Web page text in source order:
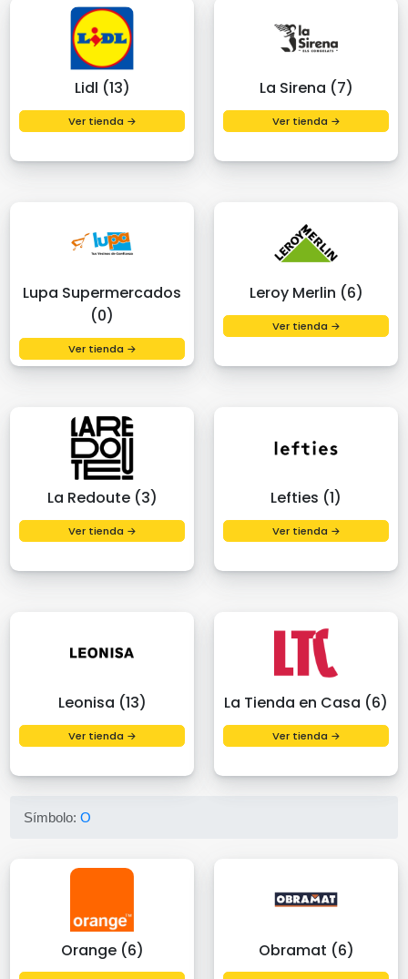
Lidl (13)
Ver tienda →
La Sirena (7)
Ver tienda →
Lupa Supermercados
(0)
Ver tienda →
Leroy Merlin (6)
Ver tienda →
La Redoute (3)
Ver tienda →
Lefties (1)
Ver tienda →
Leonisa (13)
Ver tienda →
La Tienda en Casa (6)
Ver tienda →
Símbolo:O
Orange (6) Obramat (6)